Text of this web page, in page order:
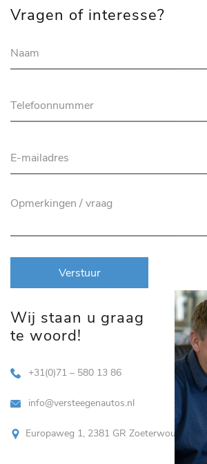
Vragen of interesse?
Verstuur
Wij staan u graag
te woord!
+31(0)71 – 580 13 86
info@versteegenautos.nl
Europaweg 1, 2381 GR Zoeterwoude